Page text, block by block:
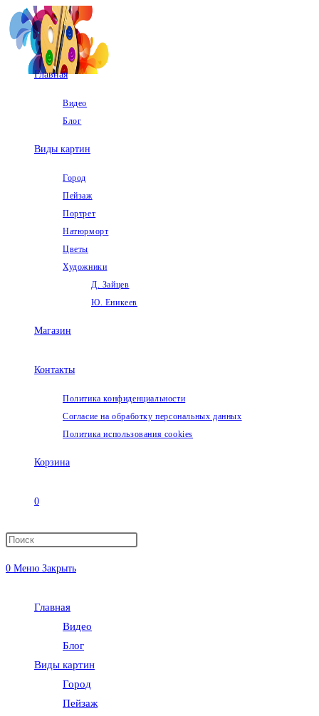
Перейти
к
содержимому
Главная
Видео
Блог
Виды картин
Город
Пейзаж
Портрет
Натюрморт
Цветы
Художники
Д. Зайцев
Ю. Еникеев
Магазин
Контакты
Политика конфиденциальности
Согласие на обработку персональных данных
Политика использования cookies
Корзина
0
Переключить
0 Меню Закрыть
Главная
Видео
Блог
Виды картин
Город
Пейзаж